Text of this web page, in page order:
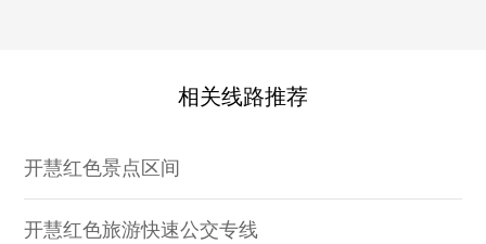
相关线路推荐
开慧红色景点区间
开慧红色旅游快速公交专线